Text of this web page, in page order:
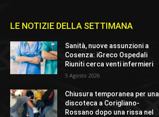
LE NOTIZIE DELLA SETTIMANA
Sanità, nuove assunzioni a
Cosenza: iGreco Ospedali
Riuniti cerca venti infermieri
5 Agosto 2026
Chiusura temporanea per una
discoteca a Corigliano-
Rossano dopo una rissa nel